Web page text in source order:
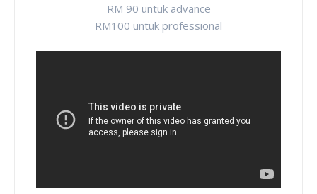
RM 90 untuk advance
RM100 untuk professional